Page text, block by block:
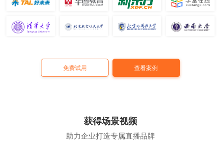
免费试用 查看案例
获得场景视频
助力企业打造专属直播品牌